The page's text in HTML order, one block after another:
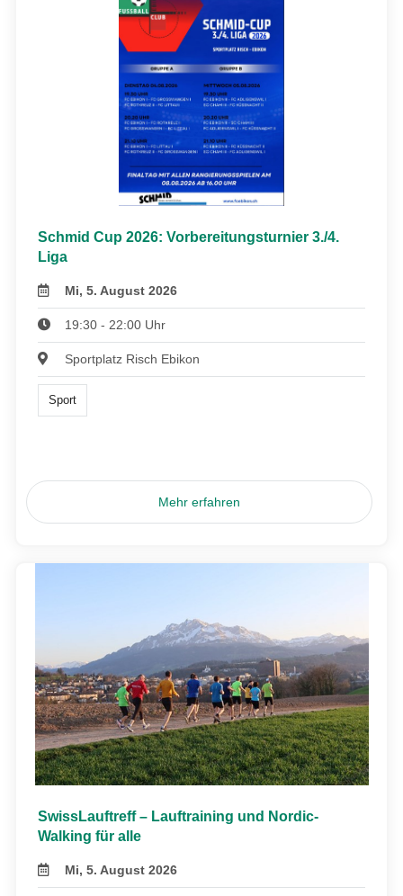
Schmid Cup 2026: Vorbereitungsturnier 3./4.
Liga
Mi, 5. August 2026
19:30 - 22:00 Uhr
Sportplatz Risch Ebikon
Sport
Mehr erfahren
SwissLauftreff – Lauftraining und Nordic-
Walking für alle
Mi, 5. August 2026